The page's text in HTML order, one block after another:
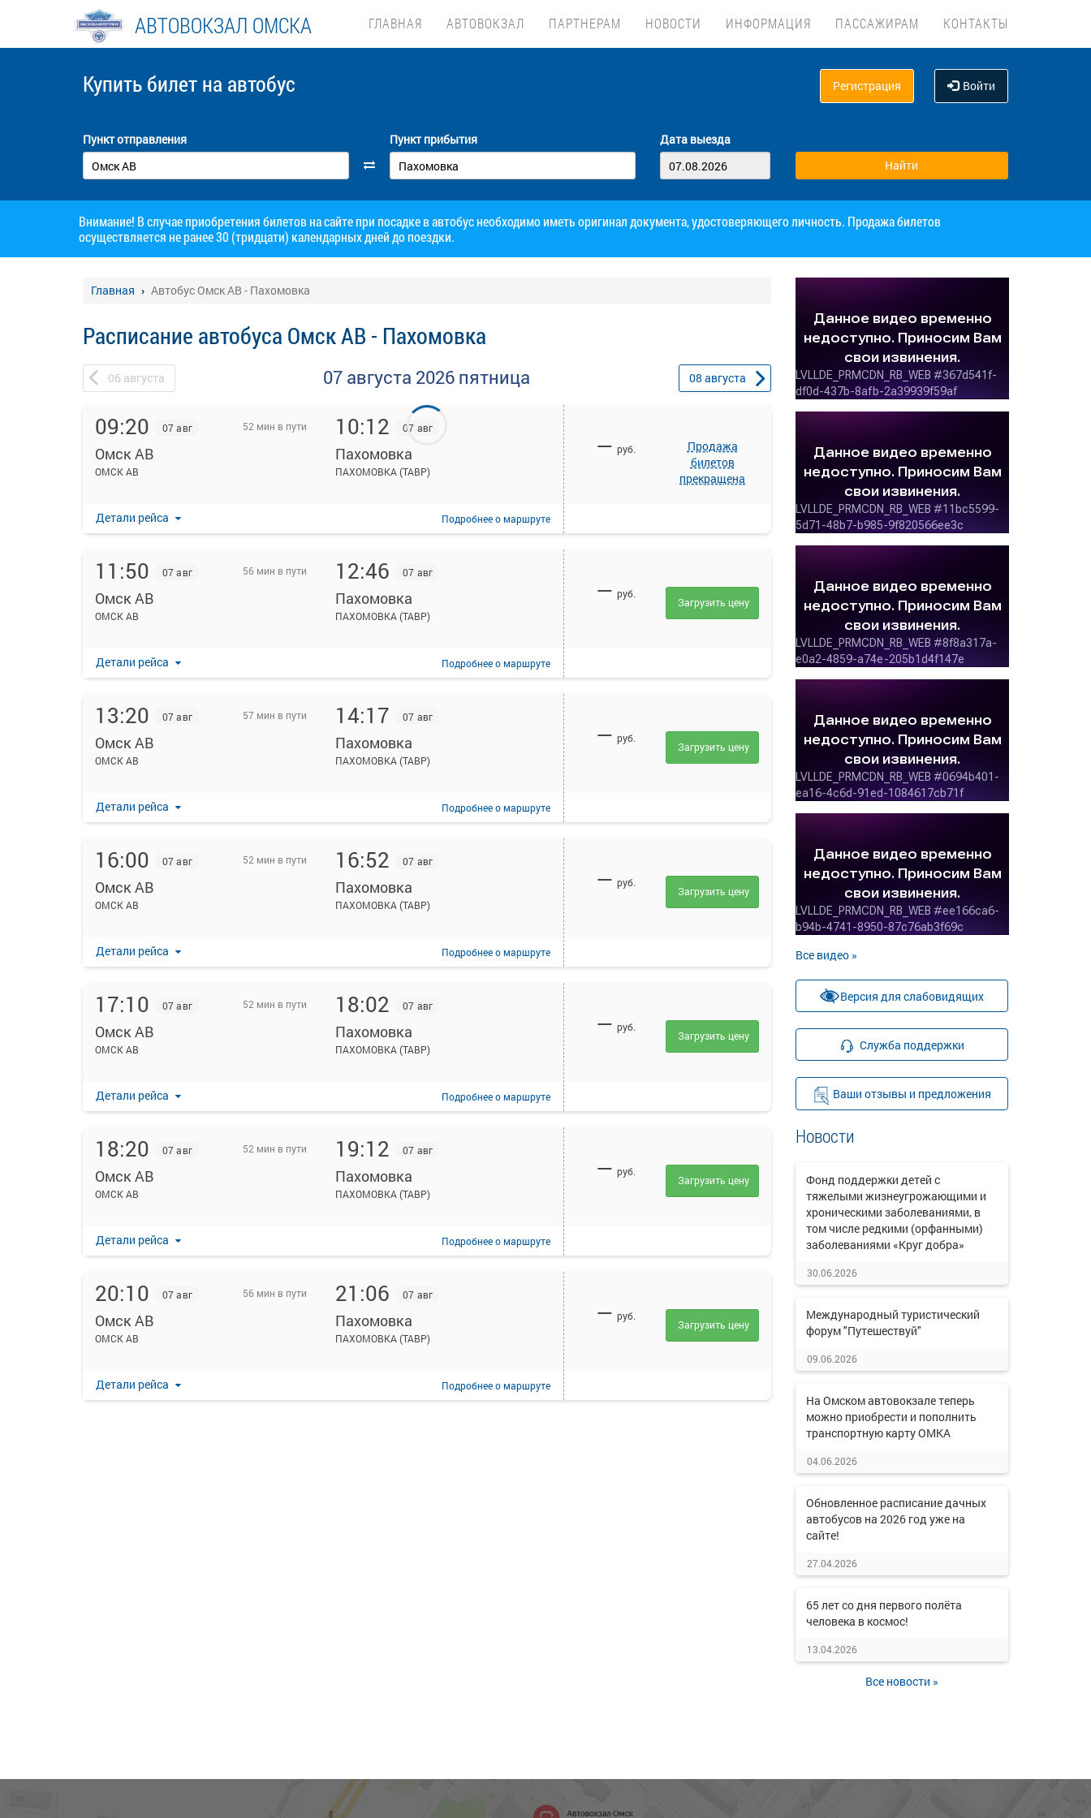
АВТОВОКЗАЛ ОМСКА ГЛАВНАЯ АВТОВОКЗАЛ ПАРТНЕРАМ НОВОСТИ ИНФОРМАЦИЯ ПАССАЖИРАМ КОНТАКТЫ
Купить билет на автобус Регистрация Войти
Пункт отправления Пункт прибытия Дата выезда
Внимание! В случае приобретения билетов на сайте при посадке в автобус необходимо иметь оригинал документа, удостоверяющего личность. Продажа билетов
осуществляется не ранее 30 (тридцати) календарных дней до поездки.
Главная Автобус Омск АВ - Пахомовка
Расписание автобуса Омск АВ - Пахомовка
06 августа 07 августа 2026 пятница 08 августа
09:20 07 авг 52 мин в пути
Омск АВ
ОМСК АВ
10:12 07 авг
Пахомовка
ПАХОМОВКА (ТАВР)
Детали рейса Подробнеео маршруте
— руб.
Продажа
билетов
прекращена
11:50 07 авг 56 мин в пути
Омск АВ
ОМСК АВ
12:46 07 авг
Пахомовка
ПАХОМОВКА (ТАВР)
Детали рейса Подробнеео маршруте
— руб.
Загрузить цену
13:20 07 авг 57 мин в пути
Омск АВ
ОМСК АВ
14:17 07 авг
Пахомовка
ПАХОМОВКА (ТАВР)
Детали рейса Подробнеео маршруте
— руб.
Загрузить цену
16:00 07 авг 52 мин в пути
Омск АВ
ОМСК АВ
16:52 07 авг
Пахомовка
ПАХОМОВКА (ТАВР)
Детали рейса Подробнеео маршруте
— руб.
Загрузить цену
17:10 07 авг 52 мин в пути
Омск АВ
ОМСК АВ
18:02 07 авг
Пахомовка
ПАХОМОВКА (ТАВР)
Детали рейса Подробнеео маршруте
— руб.
Загрузить цену
18:20 07 авг 52 мин в пути
Омск АВ
ОМСК АВ
19:12 07 авг
Пахомовка
ПАХОМОВКА (ТАВР)
Детали рейса Подробнеео маршруте
— руб.
Загрузить цену
20:10 07 авг 56 мин в пути
Омск АВ
ОМСК АВ
21:06 07 авг
Пахомовка
ПАХОМОВКА (ТАВР)
Детали рейса Подробнеео маршруте
— руб.
Загрузить цену
Все видео »
Версия для слабовидящих
Служба поддержки
Ваши отзывы и предложения
Новости
Фонд поддержки детей с
тяжелыми жизнеугрожающими и
хроническими заболеваниями, в
том числе редкими (орфанными)
заболеваниями «Круг добра»
30.06.2026
Международный туристический
форум "Путешествуй"
09.06.2026
На Омском автовокзале теперь
можно приобрести и пополнить
транспортную карту ОМКА
04.06.2026
Обновленное расписание дачных
автобусов на 2026 год уже на
сайте!
27.04.2026
65 лет со дня первого полёта
человека в космос!
13.04.2026
Все новости »